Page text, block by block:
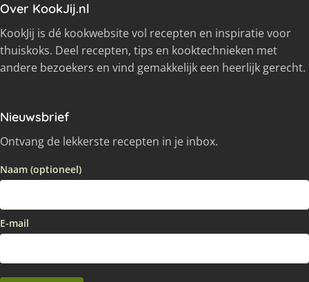
Over KookJij.nl
KookJij is dé kookwebsite vol recepten en inspiratie voor
thuiskoks. Deel recepten, tips en kooktechnieken met
andere bezoekers en vind gemakkelijk een heerlijk gerecht.
Nieuwsbrief
Ontvang de lekkerste recepten in je inbox.
Naam (optioneel)
E-mail